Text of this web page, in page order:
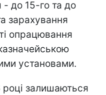
- до 15-го та до
зарахування
опрацювання
установами.
залишаються